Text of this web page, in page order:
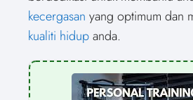
kecergasan yang optimum dan
kualiti hidupanda.